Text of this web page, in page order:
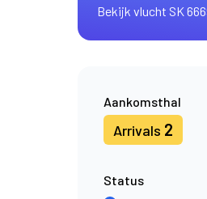
Bekijk vlucht SK
Aankomsthal
Arrivals 2
Status